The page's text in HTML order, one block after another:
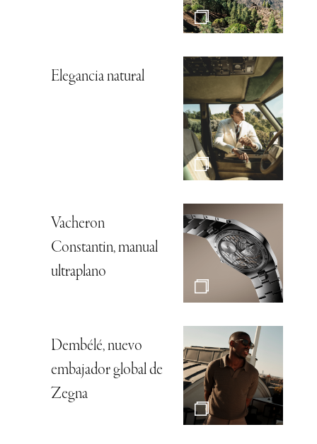
Elegancia natural
Vacheron
Constantin, manual
ultraplano
Dembélé, nuevo
embajador global de
Zegna